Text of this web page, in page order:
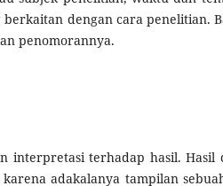
dengan cara penelitian.
penomorannya.
interpretasi terhadap hasil. Hasil
adakalanya tampilan